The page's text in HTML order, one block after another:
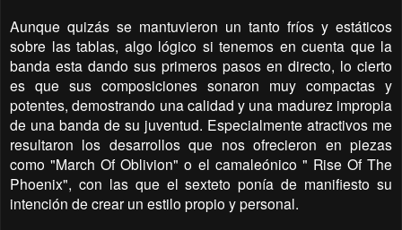
Aunque quizás se mantuvieron un tanto fríos y estáticos
sobre las tablas, algo lógico si tenemos en cuenta que la
banda esta dando sus primeros pasos en directo, lo cierto
es que sus composiciones sonaron muy compactas y
potentes, demostrando una calidad y una madurez impropia
de una banda de su juventud. Especialmente atractivos me
resultaron los desarrollos que nos ofrecieron en piezas
como "March Of Oblivion" o el camaleónico " Rise Of The
Phoenix", con las que el sexteto ponía de manifiesto su
intención de crear un estilo propio y personal.